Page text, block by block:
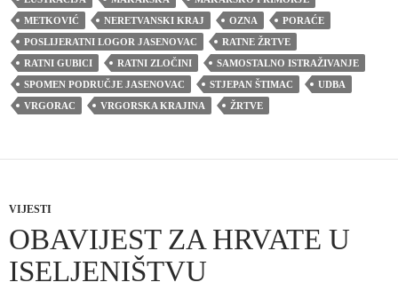
METKOVIĆ
NERETVANSKI KRAJ OZNA
PORAĆE
POSLIJERATNI LOGOR JASENOVAC
RATNE ŽRTVE
RATNI GUBICI
RATNI ZLOČINI
SAMOSTALNO ISTRAŽIVANJE
SPOMEN PODRUČJE JASENOVAC
STJEPAN ŠTIMAC
UDBA
VRGORAC
VRGORSKA KRAJINA ŽRTVE
VIJESTI
OBAVIJEST ZA HRVATE U
ISELJENIŠTVU